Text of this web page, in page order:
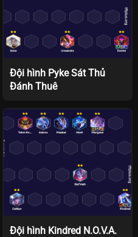
Đội hình Pyke Sát Thủ
Đánh Thuê
Đội hình Kindred N.O.V.A.